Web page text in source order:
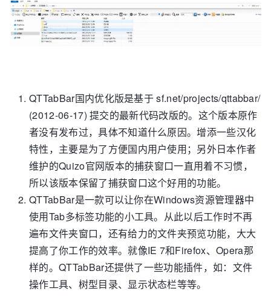
QTTabBar国内优化版是基于 sf.net/projects/qttabbar/
(2012-06-17) 提交的最新代码改版的。这个版本原作
者没有发布过，具体不知道什么原因。增添一些汉化
特性，主要是为了方便国内用户使用；另外日本作者
维护的Quizo官网版本的捕获窗口一直用着不习惯，
所以该版本保留了捕获窗口这个好用的功能。
QTTabBar是一款可以让你在Windows资源管理器中
使用Tab多标签功能的小工具。从此以后工作时不再
遍布文件夹窗口，还有给力的文件夹预览功能，大大
提高了你工作的效率。就像IE 7和Firefox、Opera那
样的。QTTabBar还提供了一些功能插件，如：文件
操作工具、树型目录、显示状态栏等等。